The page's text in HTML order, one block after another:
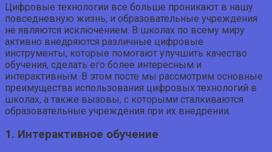
Цифровые технологии все больше проникают в нашу
повседневную жизнь, и образовательные учреждения
не являются исключением. В школах по всему миру
активно внедряются различные цифровые
инструменты, которые помогают улучшить качество
обучения, сделать его более интересным и
интерактивным. В этом посте мы рассмотрим основные
преимущества использования цифровых технологий в
школах, а также вызовы, с которыми сталкиваются
образовательные учреждения при их внедрении.
1. Интерактивное обучение